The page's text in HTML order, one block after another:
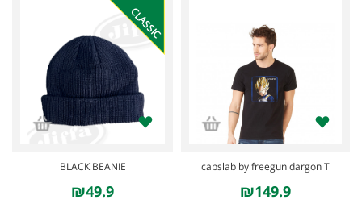
capslab by freegun dargon T
₪149.9
CLASSIC
BLACK BEANIE
₪49.9